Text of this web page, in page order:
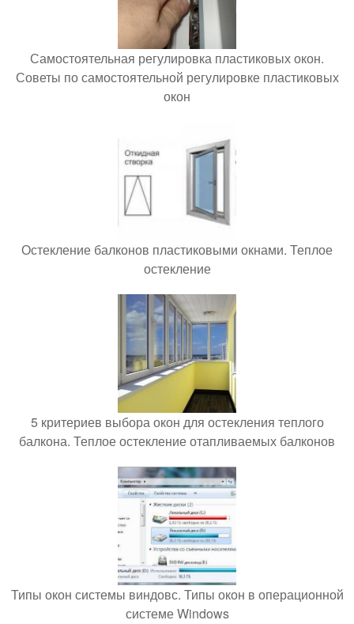
Самостоятельная регулировка пластиковых окон.
Советы по самостоятельной регулировке пластиковых
окон
Остекление балконов пластиковыми окнами. Теплое
остекление
5 критериев выбора окон для остекления теплого
балкона. Теплое остекление отапливаемых балконов
Типы окон системы виндовс. Типы окон в операционной
системе Windows